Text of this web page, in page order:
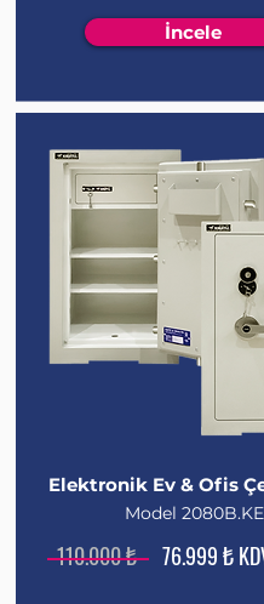
İncele
Elektronik Ev & Ofis
Model 2080B.KE
110.000 ₺ 76.999 ₺